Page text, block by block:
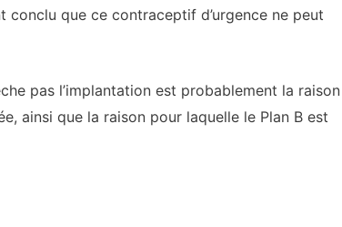
conclu que ce contraceptif d’urgence ne peut
pas l’implantation est probablement la raison
ainsi que la raison pour laquelle le Plan B est